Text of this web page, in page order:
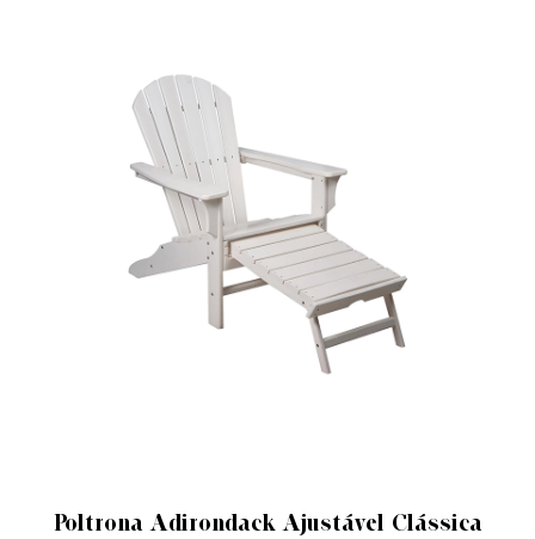
Poltrona Adirondack Ajustável Clássica